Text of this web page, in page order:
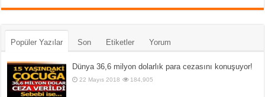
Popüler Yazılar Son Etiketler Yorum
Dünya 36,6 milyon dolarlık para cezasını konuşuyor!
22 Mayıs 2018 184,905